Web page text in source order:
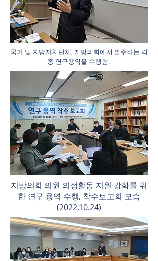
국가 및 지방자치단체, 지방의회에서 발주하는 각
종 연구용역을 수행함.
지방의회 의원 의정활동 지원 강화를 위
한 연구 용역 수행, 착수보고회 모습
(2022.10.24)